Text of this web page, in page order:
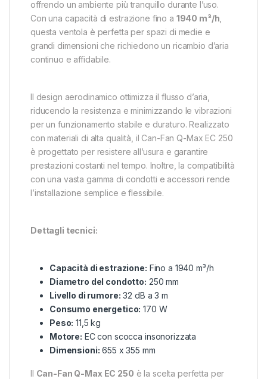
offrendo un ambiente più tranquillo durante l’uso.
Con una capacità di estrazione fino a 1940 m³/h
questa ventola è perfetta per spazi di medie e
grandi dimensioni che richiedono un ricambio d’aria
continuo e affidabile.
Il design aerodinamico ottimizza il flusso d’aria,
riducendo la resistenza e minimizzando le vibrazioni
per un funzionamento stabile e duraturo. Realizzato
con materiali di alta qualità, il Can-Fan Q-Max EC 250
è progettato per resistere all’usura e garantire
prestazioni costanti nel tempo. Inoltre, la compatibilità
con una vasta gamma di condotti e accessori rende
l’installazione semplice e flessibile.
Dettagli tecnici:
Capacità di estrazione: Fino a 1940 m³/h
Diametro del condotto: 250 mm
Livello di rumore: 32 dB a 3 m
Consumo energetico: 170 W
Peso: 11,5 kg
Motore: EC con scocca insonorizzata
Dimensioni: 655 x 355 mm
Il Can-Fan Q-Max EC 250 è la scelta perfetta per